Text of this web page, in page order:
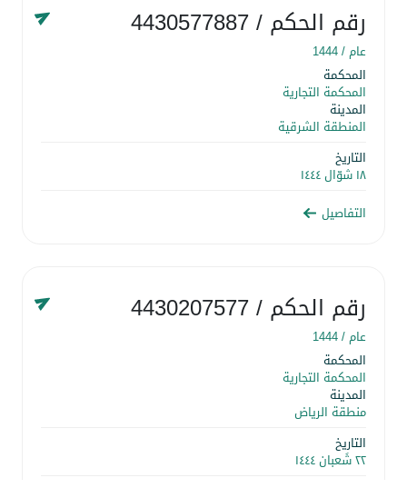
رقم الحكم/ 4430577887
عام /1444
المحكمة
المحكمة التجارية
المدينة
المنطقة الشرقية
التاريخ
١٨ شوّال ١٤٤٤
التفاصيل
رقم الحكم/ 4430207577
عام /1444
المحكمة
المحكمة التجارية
المدينة
منطقة الرياض
التاريخ
٢٢ شَعبان ١٤٤٤